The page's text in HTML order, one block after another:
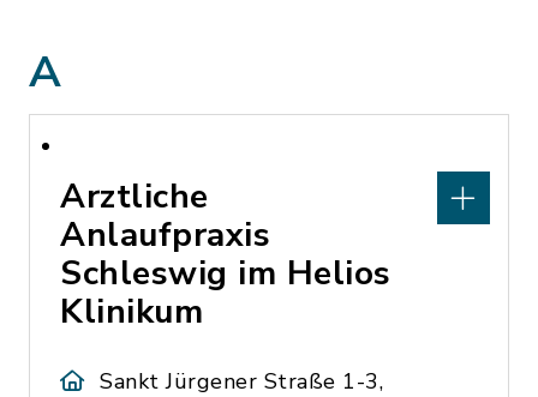
A
Arztliche
Anlaufpraxis
Schleswig im Helios
Klinikum
Sankt Jürgener Straße 1-3,